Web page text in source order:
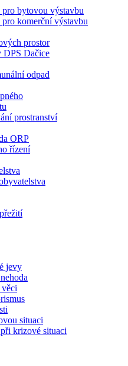
bytovou výstavbu
komerční výstavbu
prostor
DPS Dačice
odpad
prostranství
ORP
řízení
jevy
věci
situaci
krizové situaci